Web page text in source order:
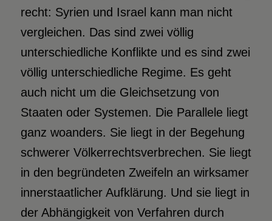
recht: Syrien und Israel kann man nicht
vergleichen. Das sind zwei völlig
unterschiedliche Konflikte und es sind zwei
völlig unterschiedliche Regime. Es geht
auch nicht um die Gleichsetzung von
Staaten oder Systemen. Die Parallele liegt
ganz woanders. Sie liegt in der Begehung
schwerer Völkerrechtsverbrechen. Sie liegt
in den begründeten Zweifeln an wirksamer
innerstaatlicher Aufklärung. Und sie liegt in
der Abhängigkeit von Verfahren durch